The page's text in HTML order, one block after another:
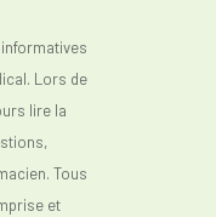
Lors de
lire la
Tous
et